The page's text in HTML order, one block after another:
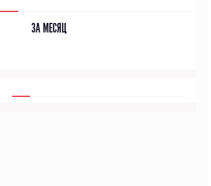
ЗА МЕСЯЦ